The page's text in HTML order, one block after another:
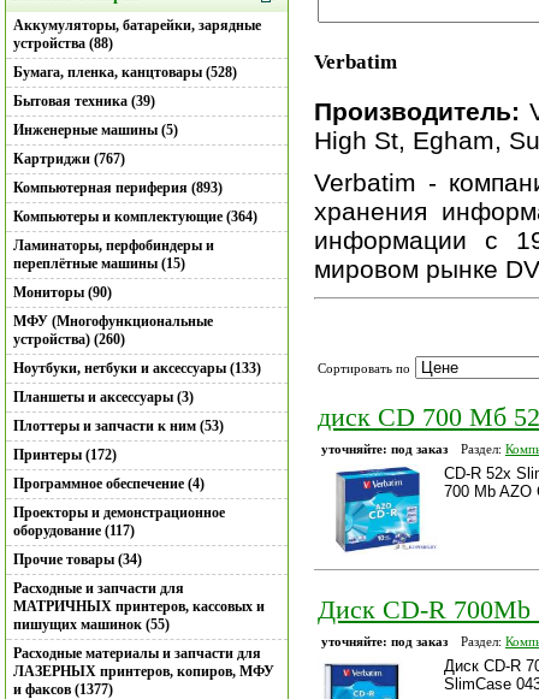
Аккумуляторы, батарейки, зарядные
устройства (88)
Бумага, пленка, канцтовары (528)
Бытовая техника (39)
Инженерные машины (5)
Картриджи (767)
Компьютерная периферия (893)
Компьютеры и комплектующие (364)
Ламинаторы, перфобиндеры и
переплётные машины (15)
Мониторы (90)
МФУ (Многофункциональные
устройства) (260)
Ноутбуки, нетбуки и аксессуары (133)
Планшеты и аксессуары (3)
Плоттеры и запчасти к ним (53)
Принтеры (172)
Программное обеспечение (4)
Проекторы и демонстрационное
оборудование (117)
Прочие товары (34)
Расходные и запчасти для
МАТРИЧНЫХ принтеров, кассовых и
пишущих машинок (55)
Расходные материалы и запчасти для
ЛАЗЕРНЫХ принтеров, копиров, МФУ
и факсов (1377)
Verbatim
Производитель:
High St, Egham,
Verbatim -
хранения
информации с
мировом рынке
Сортировать по
диск CD 700 Мб
уточняйте: под заказ Раздел:
CD-R 52х
700 Mb AZO
Диск CD-R 700Mb
уточняйте: под заказ Раздел:
Диск CD-R
SlimCase